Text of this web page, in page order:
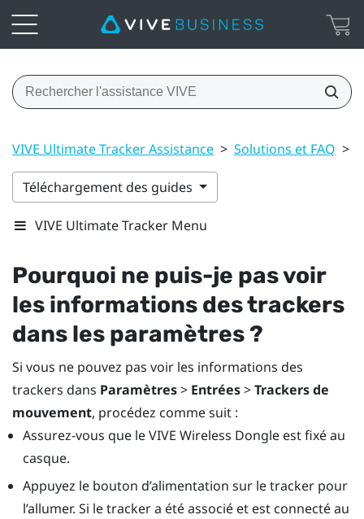
VIVE Ultimate Tracker Assistance > Solutions et FAQ >
Téléchargement des guides
VIVE Ultimate Tracker Menu
Pourquoi ne puis-je pas voir
les informations des trackers
dans les paramètres ?
Si vous ne pouvez pas voir les informations des
trackers dans Paramètres> Entrées>Trackers de
mouvement, procédez comme suit :
Assurez-vous que leVIVE Wireless Dongleest fixé au
casque.
Appuyez le bouton d’alimentation sur le tracker pour
l’allumer. Si le tracker a été associé et est connecté au